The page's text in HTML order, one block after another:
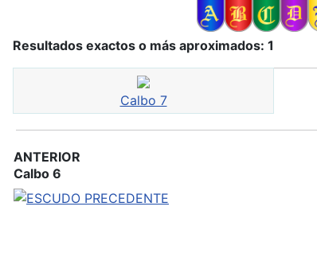
Resultados exactos o más aproximados: 1
Calbo 7
ANTERIOR
Calbo 6